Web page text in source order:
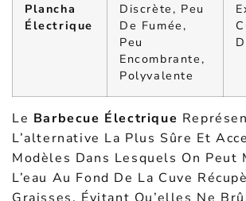
Plancha
Électrique
Discrète, Peu
De Fumée,
Peu
Encombrante,
Polyvalente
Le Barbecue Électrique
L’alternative La Plus Sûre Et
Modèles Dans Lesquels On Peut
L’eau Au Fond De La Cuve